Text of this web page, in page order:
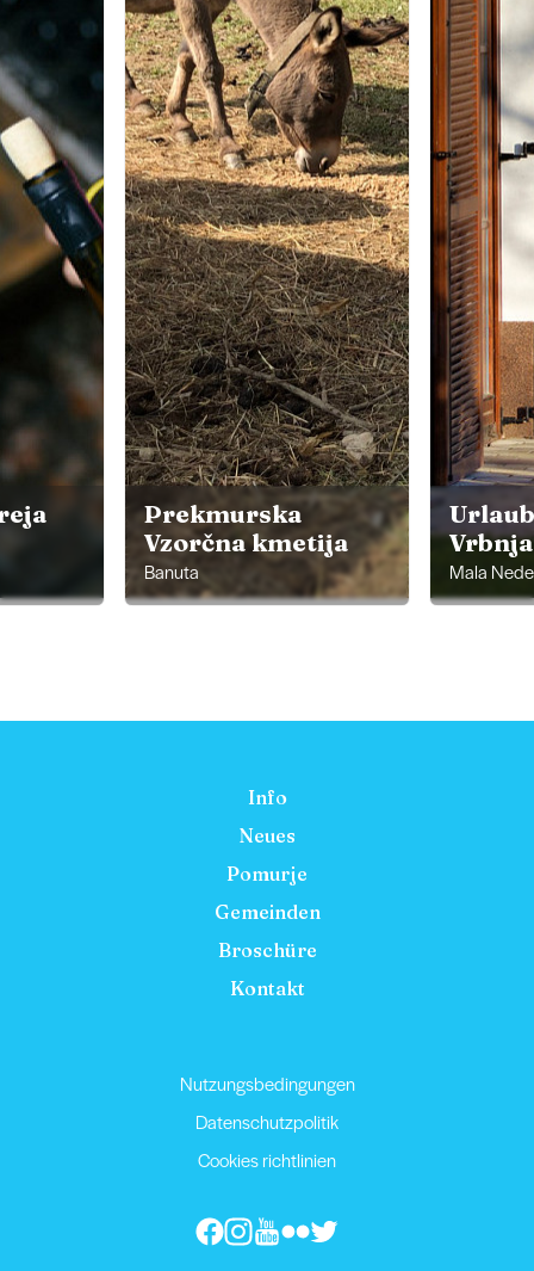
Prekmurska
Vzorčna kmetija
Banuta Mala
Info
Neues
Pomurje
Gemeinden
Broschüre
Kontakt
Nutzungsbedingungen
Datenschutzpolitik
Cookies richtlinien